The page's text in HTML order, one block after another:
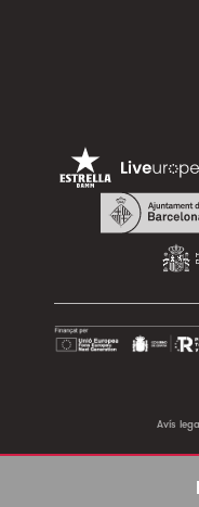
Avís
©2026 Sala